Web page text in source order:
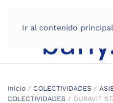
Ir al contenido principal
Inicio / COLECTIVIDADES /
COLECTIVIDADES / DURAVIT